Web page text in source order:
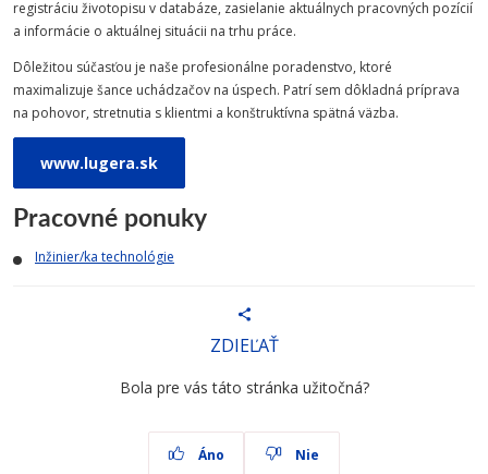
registráciu životopisu v databáze, zasielanie aktuálnych pracovných pozícií
a informácie o aktuálnej situácii na trhu práce.
Dôležitou súčasťou je naše profesionálne poradenstvo, ktoré
maximalizuje šance uchádzačov na úspech. Patrí sem dôkladná príprava
na pohovor, stretnutia s klientmi a konštruktívna spätná väzba.
www.lugera.sk
Pracovné ponuky
Inžinier/ka technológie
ZDIEĽAŤ
Bola pre vás táto stránka užitočná?
Áno Nie